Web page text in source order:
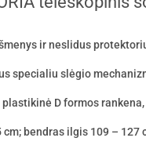
ir neslidus
specialiu slėgio
D formos
bendras ilgis 109 – 127